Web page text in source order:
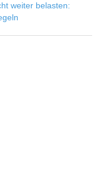
weiter belasten: